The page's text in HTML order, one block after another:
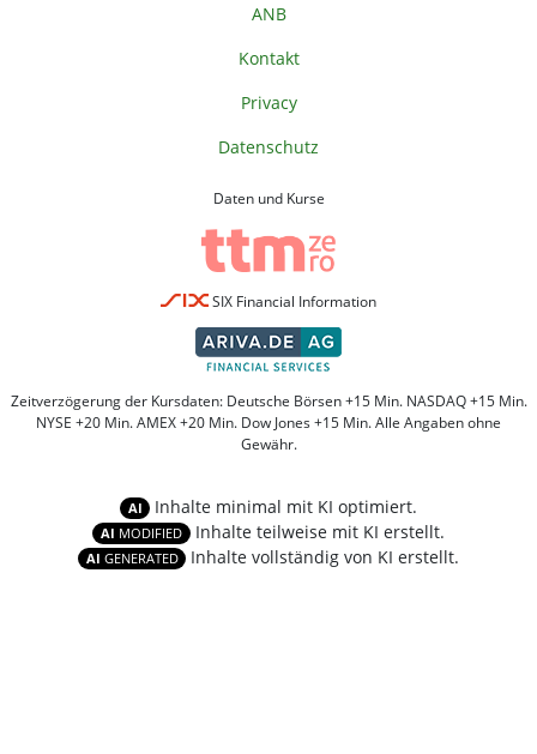
ANB
Kontakt
Privacy
Datenschutz
Daten und Kurse
SIX Financial Information
Zeitverzögerung der Kursdaten: Deutsche Börsen +15 Min. NASDAQ +15 Min.
NYSE +20 Min. AMEX +20 Min. Dow Jones +15 Min. Alle Angaben ohne
Gewähr.
AI Inhalte minimal mit KI optimiert.
AI MODIFIED Inhalte teilweise mit KI erstellt.
AI GENERATED Inhalte vollständig von KI erstellt.